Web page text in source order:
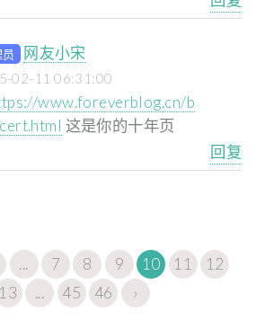
网友小宋
02-11 06:31:00
www.foreverblog.cn/b
这是你的十年页
回复
... 7 8 9 10 11
12
13
... 45 46 ›